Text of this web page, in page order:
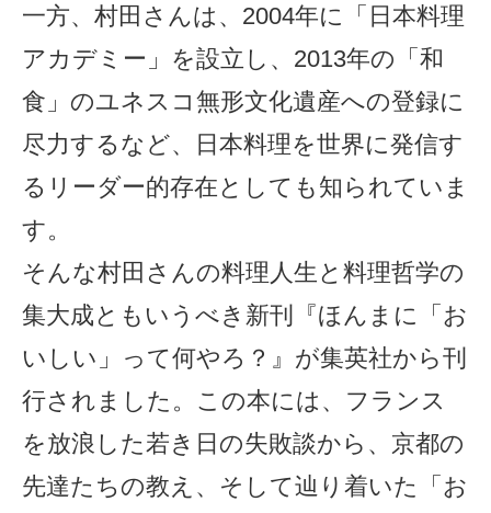
一方、村田さんは、2004年に「日本料理
アカデミー」を設立し、2013年の「和
食」のユネスコ無形文化遺産への登録に
尽力するなど、日本料理を世界に発信す
るリーダー的存在としても知られていま
す。
そんな村田さんの料理人生と料理哲学の
集大成ともいうべき新刊『ほんまに「お
いしい」って何やろ？』が集英社から刊
行されました。この本には、フランス
を放浪した若き日の失敗談から、京都の
先達たちの教え、そして辿り着いた「お